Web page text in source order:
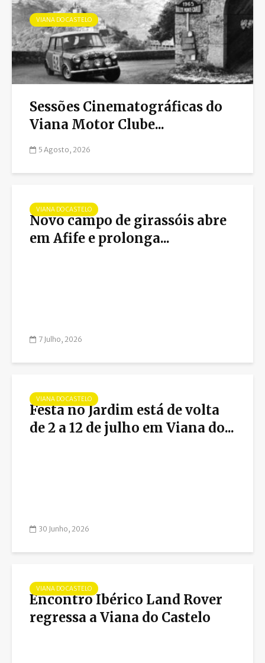
VIANA DO CASTELO
Sessões Cinematográficas do
Viana Motor Clube...
5 Agosto, 2026
VIANA DO CASTELO
Novo campo de girassóis abre
em Afife e prolonga...
7 Julho, 2026
VIANA DO CASTELO
Festa no Jardim está de volta
de 2 a 12 de julho em Viana do...
30 Junho, 2026
VIANA DO CASTELO
Encontro Ibérico Land Rover
regressa a Viana do Castelo